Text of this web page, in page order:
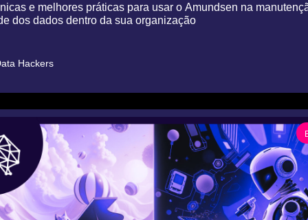
e melhores práticas para usar o Amundsen na
dos dados dentro da sua organização
Hackers